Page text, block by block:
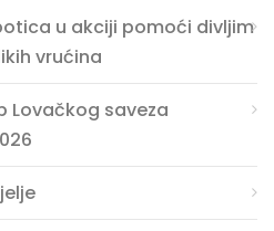
u akciji pomoći divljim
vrućina
Lovačkog saveza